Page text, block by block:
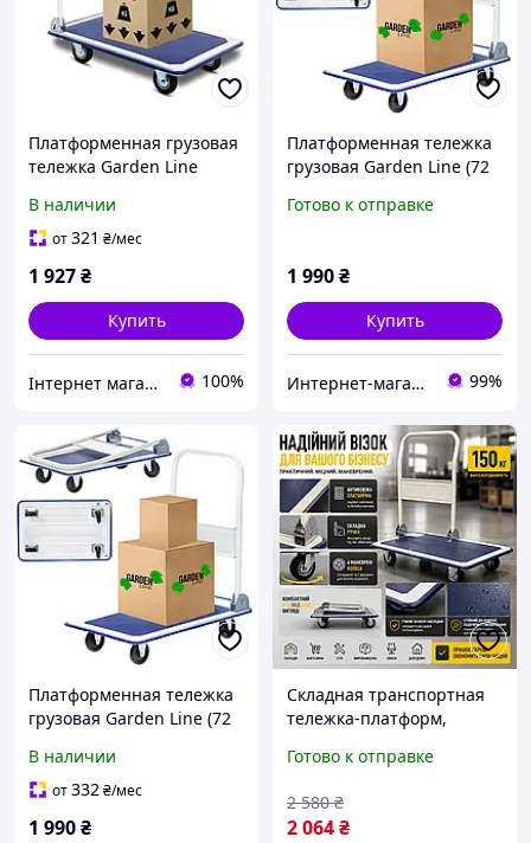
Платформенная грузовая
тележка Garden Line
складная ручка, 4 колеса
В наличии
от321 ₴/мес
1 927₴
Купить
Інтернет магазин "Family-Ok" 100%
Платформенная тележка
грузовая Garden Line (72
ручкой |
Готово к отправке
1 990₴
Купить
Интернет-магазин "Sens" 99%
Платформенная тележка
грузовая Garden Line (72
ручкой |
грузоподъемность - 150
В наличии
от332₴/мес
1 990₴
Складная транспортная
тележка-платформ,
Garden Line 73×47×83см,
до 150кг
Готово к отправке
2 064₴
2 580 ₴